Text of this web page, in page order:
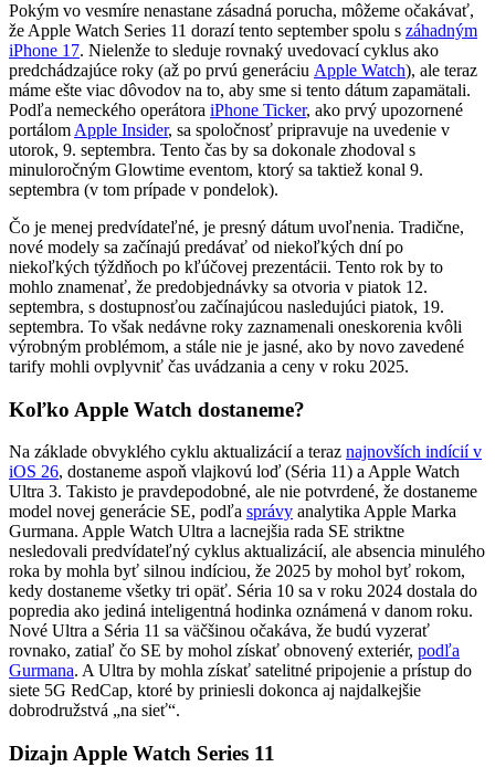
Pokým vo vesmíre nenastane zásadná porucha, môžeme očakávať,
že Apple Watch Series 11 dorazí tento september spolu s záhadným
iPhone 17. Nielenže to sleduje rovnaký uvedovací cyklus ako
predchádzajúce roky (až po prvú generáciu Apple Watch), ale teraz
máme ešte viac dôvodov na to, aby sme si tento dátum zapamätali.
Podľa nemeckého operátora iPhone Ticker, ako prvý upozornené
portálom Apple Insider, sa spoločnosť pripravuje na uvedenie v
utorok, 9. septembra. Tento čas by sa dokonale zhodoval s
minuloročným Glowtime eventom, ktorý sa taktiež konal 9.
septembra (v tom prípade v pondelok).
Čo je menej predvídateľné, je presný dátum uvoľnenia. Tradične,
nové modely sa začínajú predávať od niekoľkých dní po
niekoľkých týždňoch po kľúčovej prezentácii. Tento rok by to
mohlo znamenať, že predobjednávky sa otvoria v piatok 12.
septembra, s dostupnosťou začínajúcou nasledujúci piatok, 19.
septembra. To však nedávne roky zaznamenali oneskorenia kvôli
výrobným problémom, a stále nie je jasné, ako by novo zavedené
tarify mohli ovplyvniť čas uvádzania a ceny v roku 2025.
Koľko Apple Watch dostaneme?
Na základe obvyklého cyklu aktualizácií a teraz najnovších indícií v
iOS 26, dostaneme aspoň vlajkovú loď (Séria 11) a Apple Watch
Ultra 3. Takisto je pravdepodobné, ale nie potvrdené, že dostaneme
model novej generácie SE, podľa správy analytika Apple Marka
Gurmana. Apple Watch Ultra a lacnejšia rada SE striktne
nesledovali predvídateľný cyklus aktualizácií, ale absencia minulého
roka by mohla byť silnou indíciou, že 2025 by mohol byť rokom,
kedy dostaneme všetky tri opäť. Séria 10 sa v roku 2024 dostala do
popredia ako jediná inteligentná hodinka oznámená v danom roku.
Nové Ultra a Séria 11 sa väčšinou očakáva, že budú vyzerať
rovnako, zatiaľ čo SE by mohol získať obnovený exteriér, podľa
Gurmana. A Ultra by mohla získať satelitné pripojenie a prístup do
siete 5G RedCap, ktoré by priniesli dokonca aj najdalkejšie
dobrodružstvá „na sieť“.
Dizajn Apple Watch Series 11